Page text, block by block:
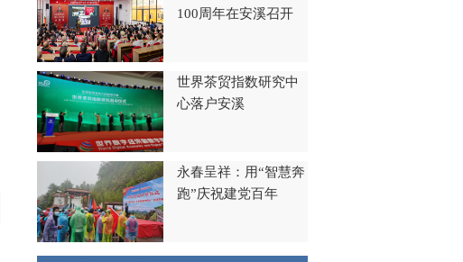
100周年在安溪召开
世界茶贸指数研究中
心落户安溪
永春呈祥：用“智慧奔
跑”庆祝建党百年